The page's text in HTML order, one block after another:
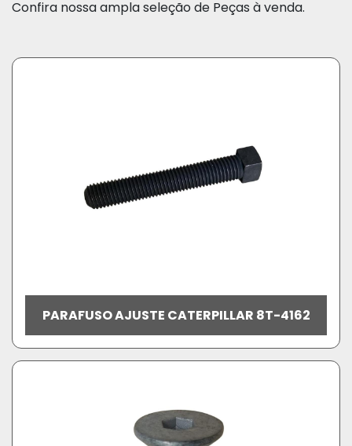
Confira nossa ampla seleção de Peças à venda.
PARAFUSO AJUSTE CATERPILLAR 8T-4162